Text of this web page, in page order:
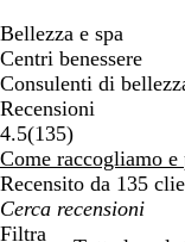
Bellezza e spa
Centri benessere
Consulenti di
Recensioni
4.5(135135
recensioni
)
Come raccogliamo e
Recensito da 135
I
miei
Filtra